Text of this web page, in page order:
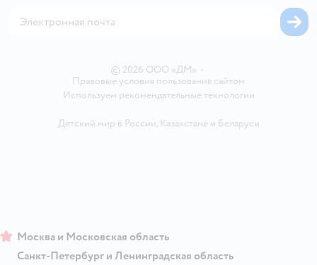
© 2026 ООО «ДМ» •
Правовые условия пользования сайтом
Используем рекомендательные технологии
Детский мир в России, Казахстанеи Беларуси
Москва и Московская область
Санкт-Петербург и Ленинградская область